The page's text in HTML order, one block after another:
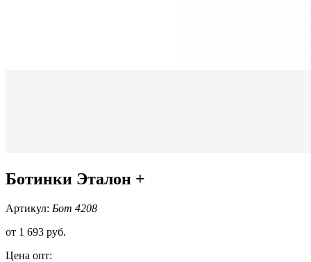
Ботинки Эталон +
Артикул: Бот 4208
от 1 693 руб.
Цена опт: